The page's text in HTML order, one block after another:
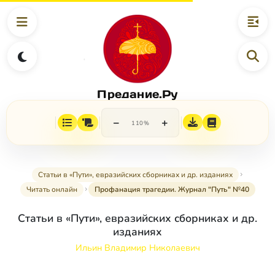
Предание.Ру
− 110% +
Статьи в «Пути», евразийских сборниках и др. изданиях
Читать онлайн
Профанация трагедии. Журнал "Путь" №40
Статьи в «Пути», евразийских сборниках и др.
изданиях
Ильин Владимир Николаевич